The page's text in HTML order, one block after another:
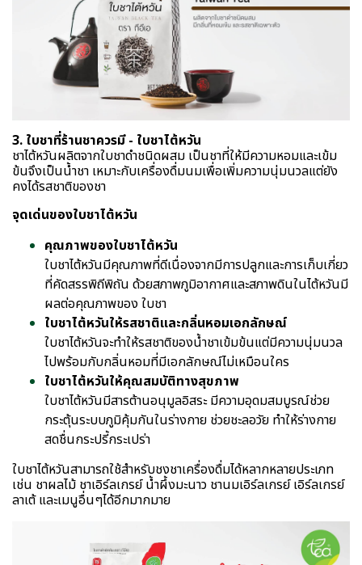
3. ใบชาที่ร้านชาควรมี - ใบชาไต้หวัน
ชาไต้หวันผลิตจากใบชาดำชนิดผสม เป็นชาที่ให้มีความหอมและเข้ม
ข้นจึงเป็นน้ำชา เหมาะกับเครื่องดื่มนมเพื่อเพิ่มความนุ่มนวลแต่ยัง
คงได้รสชาติของชา
จุดเด่นของใบชาไต้หวัน
คุณภาพของใบชาไต้หวัน
ใบชาไต้หวันมีคุณภาพที่ดีเนื่องจากมีการปลูกและการเก็บเกี่ยว
ที่คัดสรรพิถีพิถัน ด้วยสภาพภูมิอากาศและสภาพดินในไต้หวันมี
ผลต่อคุณภาพของ ใบชา
ใบชาไต้หวันให้รสชาติและกลิ่นหอมเอกลักษณ์
ใบชาไต้หวันจะทำให้รสชาติของน้ำชาเข้มข้นแต่มีความนุ่มนวล
ไปพร้อมกับกลิ่นหอมที่มีเอกลักษณ์ไม่เหมือนใคร
ใบชาไต้หวันให้คุณสมบัติทางสุขภาพ
ใบชาไต้หวันมีสารต้านอนุมูลอิสระ มีความอุดมสมบูรณ์ช่วย
กระตุ้นระบบภูมิคุ้มกันในร่างกาย ช่วยชะลอวัย ทำให้ร่างกาย
สดชื่นกระปรี้กระเปร่า
ใบชาไต้หวันสามารถใช้สำหรับชงชาเครื่องดื่มได้หลากหลายประเภท
เช่น ชาผลไม้ ชาเอิร์ลเกรย์ น้ำผึ้งมะนาว ชานมเอิร์ลเกรย์ เอิร์ลเกรย์
ลาเต้ และเมนูอื่นๆได้อีกมากมาย